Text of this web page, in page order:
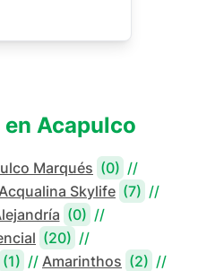
Acapulco
Marqués (0) //
Skylife (7) //
(0) //
(20) //
(1) // Amarinthos (2) //